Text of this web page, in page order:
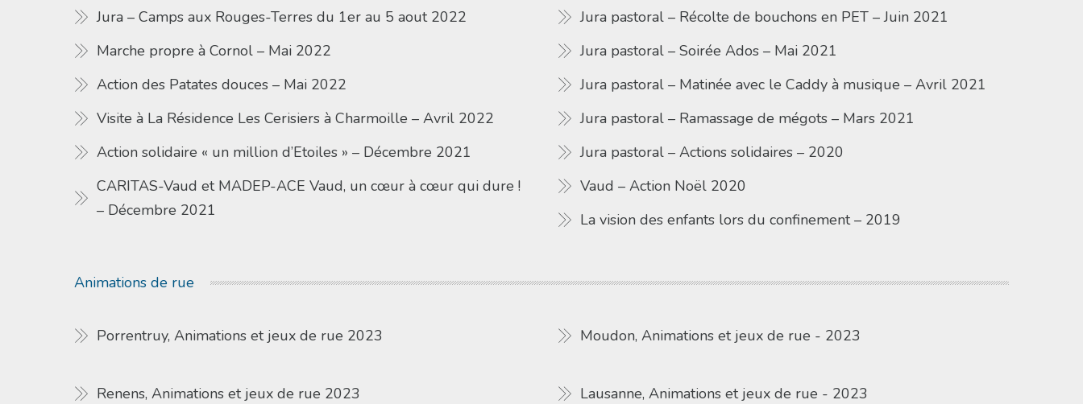
Jura – Camps aux Rouges-Terres du 1er au 5 aout 2022
Marche propre à Cornol – Mai 2022
Action des Patates douces – Mai 2022
Visite à La Résidence Les Cerisiers à Charmoille – Avril 2022
Action solidaire « un million d’Etoiles » – Décembre 2021
CARITAS-Vaud et MADEP-ACE Vaud, un cœur à cœur qui dure !
– Décembre 2021
Jura pastoral – Récolte de bouchons en PET – Juin 2021
Jura pastoral – Soirée Ados – Mai 2021
Jura pastoral – Matinée avec le Caddy à musique – Avril 2021
Jura pastoral – Ramassage de mégots – Mars 2021
Jura pastoral – Actions solidaires – 2020
Vaud – Action Noël 2020
La vision des enfants lors du confinement – 2019
Animations de rue
Porrentruy, Animations et jeux de rue 2023
Renens, Animations et jeux de rue 2023
Moudon, Animations et jeux de rue - 2023
Lausanne, Animations et jeux de rue - 2023